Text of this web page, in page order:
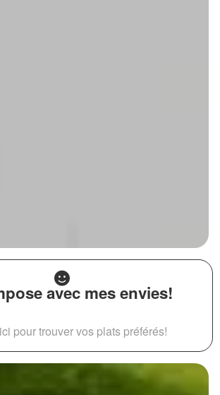
avec mes envies!
pour trouver vos plats préférés!